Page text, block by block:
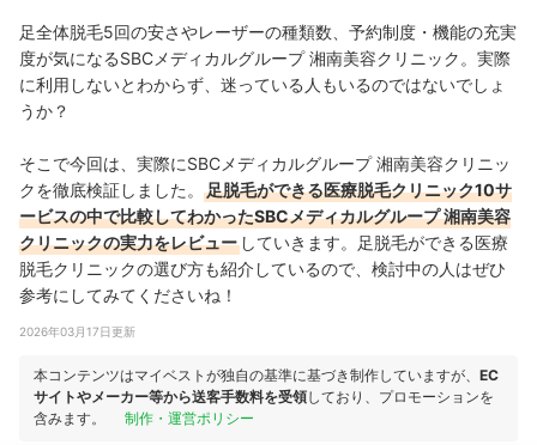
足全体脱毛5回の安さやレーザーの種類数、予約制度・機能の充実
度が気になるSBCメディカルグループ 湘南美容クリニック。実際
に利用しないとわからず、迷っている人もいるのではないでしょ
うか？
そこで今回は、実際にSBCメディカルグループ 湘南美容クリニッ
クを徹底検証しました。
足脱毛ができる医療脱毛クリニック10サ
ービスの中で比較してわかったSBCメディカルグループ 湘南美容
クリニックの実力をレビュー していきます。足脱毛ができる医療
脱毛クリニックの選び方も紹介しているので、検討中の人はぜひ
参考にしてみてくださいね！
2026年03月17日更新
本コンテンツはマイベストが独自の基準に基づき制作していますが、 EC
サイトやメーカー等から送客手数料を受領しており、プロモーションを
含みます。
制作・運営ポリシー